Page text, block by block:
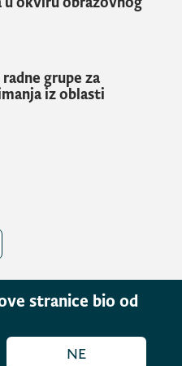
doba” se realizuje
krsta i
starijih osoba i
Covid-19 i
grupe za
iz oblasti
stranice bio od
NE